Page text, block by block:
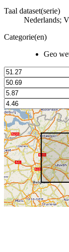
Taal dataset(serie)
Nederlands;
Categorie(en)
Geo